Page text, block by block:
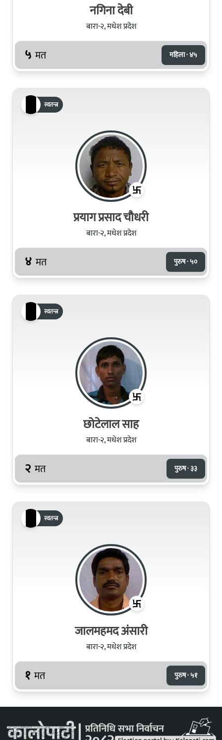
नगिना देबी
बारा-२, मधेश प्रदेश
५ मत महिला · ४५
स्वतन्त्र
प्रयाग प्रसाद चौधरी
बारा-२, मधेश प्रदेश
४ मत पुरुष · ५०
स्वतन्त्र
छोटेलाल साह
बारा-२, मधेश प्रदेश
२ मत पुरुष · ३३
स्वतन्त्र
जालमहमद अंसारी
बारा-२, मधेश प्रदेश
१ मत पुरुष · ५१